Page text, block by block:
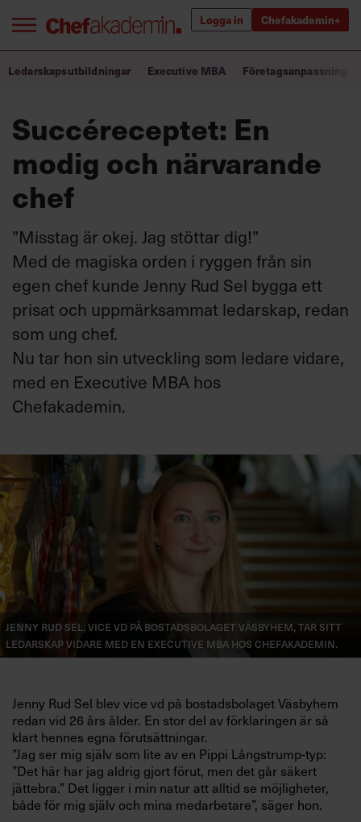
Logga in Chefakademin+
Chefakademin+
Annonsera
Om oss
Kontakta oss
Kundservice
Villkor och policy för
personuppgiftsbehandling
efter:
Bra ledare förändrar världen
Innehåll från Chef
Utbildning för ledare
Chefakademin+
Populära utbildningar
Ledarskapsutbildningar Executive MBA Företagsanpassning
Succéreceptet: En
modig och närvarande
chef
”Misstag är okej. Jag stöttar dig!”
Med de magiska orden i ryggen från sin
egen chef kunde Jenny Rud Sel bygga ett
prisat och uppmärksammat ledarskap, redan
som ung chef.
Nu tar hon sin utveckling som ledare vidare,
med en Executive MBA hos
Chefakademin.
Jenny Rud Sel, vice vd på bostadsbolaget Väsbyhem, tar sitt
ledarskap vidare med en Executive MBA hos Chefakademin.
Jenny Rud Sel blev vice vd på bostadsbolaget Väsbyhem
redan vid 26 års ålder. En stor del av förklaringen är så
klart hennes egna förutsättningar.
”Jag ser mig själv som lite av en Pippi Långstrump-typ:
”Det här har jag aldrig gjort förut, men det går säkert
jättebra.” Det ligger i min natur att alltid se möjligheter,
både för mig själv och mina medarbetare”, säger hon.